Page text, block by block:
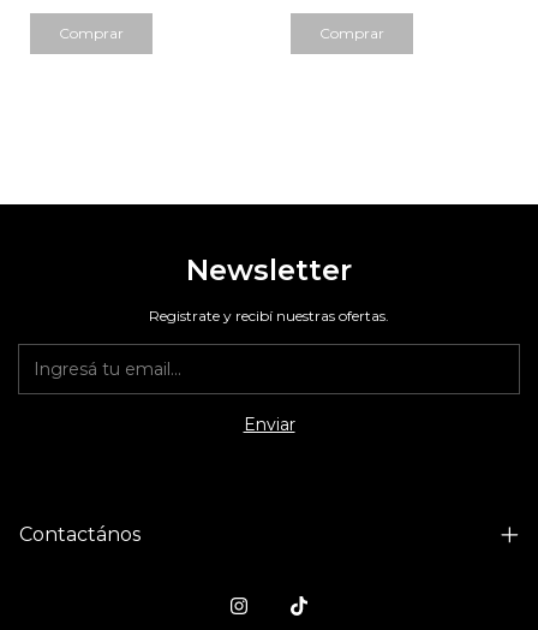
Newsletter
Registrate y recibí nuestras ofertas.
Contactános